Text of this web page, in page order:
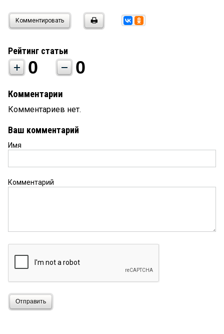
Комментировать
Рейтинг статьи
0 0
Комментарии
Комментариев нет.
Ваш комментарий
Имя
Комментарий
Отправить